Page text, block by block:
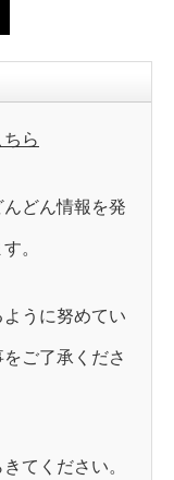
ら
どん情報を発
。
うに努めてい
ご了承くださ
てください。